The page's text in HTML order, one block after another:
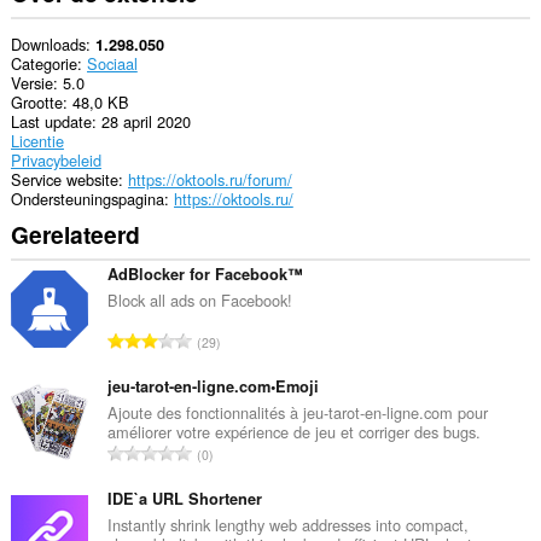
Downloads 1.298.050
Categorie Sociaal
Versie 5.0
Grootte 48,0 KB
Last update 28 april 2020
Licentie
Privacybeleid
Service website https://oktools.ru/forum/
Ondersteuningspagina https://oktools.ru/
Gerelateerd
AdBlocker for Facebook™
Block all ads on Facebook!
T
t
a
a
l
a
n
29
jeu-tarot-en-ligne.com•Emoji
Ajoute des fonctionnalités à jeu-tarot-en-ligne.com pour
améliorer votre expérience de jeu et corriger des bugs.
T
t
a
0
IDE`a URL Shortener
Instantly shrink lengthy web addresses into compact,